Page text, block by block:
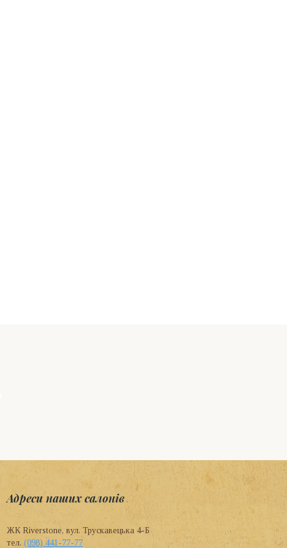
Адреси наших салонів
ЖК Riverstone, вул. Трускавецька 4-Б
тел. (098) 441-77-77